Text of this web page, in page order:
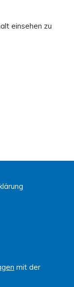
einsehen zu
mit der